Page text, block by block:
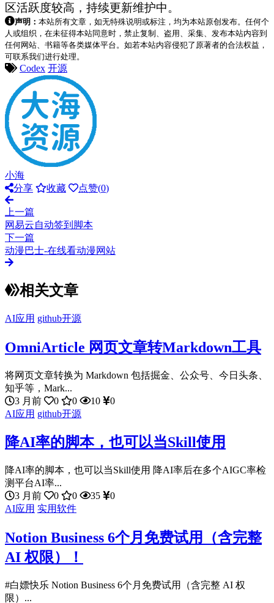
区活跃度较高，持续更新维护中。
声明： 本站所有文章，如无特殊说明或标注，均为本站原创发布。任何个
人或组织，在未征得本站同意时，禁止复制、盗用、采集、发布本站内容到
任何网站、书籍等各类媒体平台。如若本站内容侵犯了原著者的合法权益，
可联系我们进行处理。
Codex 开源
小海
分享
收藏 点赞(0)
上一篇
网易云自动签到脚本
下一篇
动漫巴士-在线看动漫网站
相关文章
AI应用 github开源
OmniArticle 网页文章转Markdown工具
将网页文章转换为 Markdown 包括掘金、公众号、今日头条、
知乎等，Mark...
3 月前
0 0 10
0
AI应用 github开源
降AI率的脚本，也可以当Skill使用
降AI率的脚本，也可以当Skill使用 降AI率后在多个AIGC率检
测平台AI率...
3 月前
0 0 35
0
AI应用 实用软件
Notion Business 6个月免费试用（含完整
AI 权限）！
#白嫖快乐 Notion Business 6个月免费试用（含完整 AI 权
限）...